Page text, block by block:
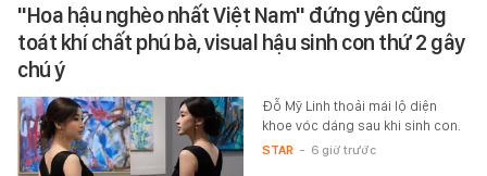
"Hoa hậu nghèo nhất Việt Nam" đứng yên cũng
toát khí chất phú bà, visual hậu sinh con thứ 2 gây
chú ý
Đỗ Mỹ Linh thoải mái lộ diện
khoe vóc dáng sau khi sinh con.
STAR - 6 giờ trước